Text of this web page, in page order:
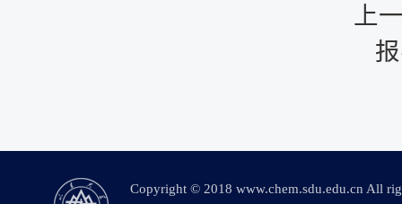
上
Copyright © 2018 www.chem.sdu.edu.cn All